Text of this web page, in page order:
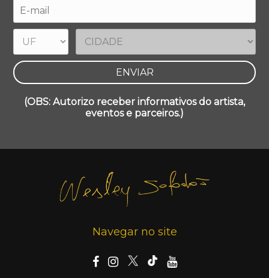
(OBS: Autorizo receber informativos do artista,
eventos e parceiros.)
Navegar no site